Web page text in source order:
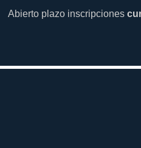
Abierto plazo inscripciones